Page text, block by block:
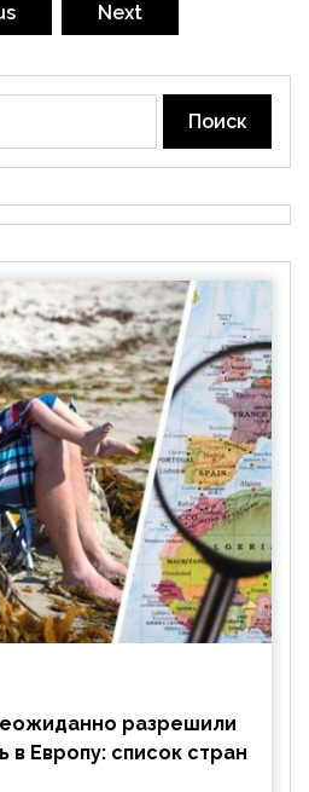
Next
разрешили
в Европу: список стран